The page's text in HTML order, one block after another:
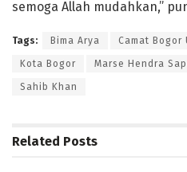
semoga Allah mudahkan,”
Tags: Bima Arya Camat Bogor
Kota Bogor Marse Hendra
Sahib Khan
Related Posts